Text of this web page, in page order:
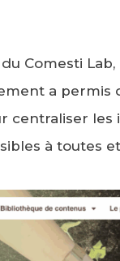
du Comesti
a
centraliser les
à toutes